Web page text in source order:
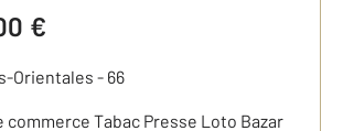
€
Orientales - 66
commerce Tabac Presse Loto Bazar